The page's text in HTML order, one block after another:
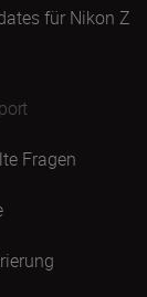
für Nikon Z
Fragen